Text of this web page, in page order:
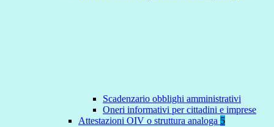
Scadenzario obblighi amministrativi
Oneri informativi per cittadini e imprese
Attestazioni OIV o struttura analoga 5